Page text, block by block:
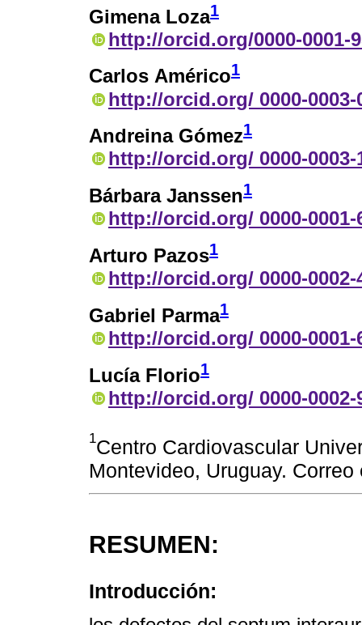
Gimena Loza1
http://orcid.org/0000-0001-
Carlos Américo1
http://orcid.org/ 0000-0003-
Andreina Gómez1
http://orcid.org/ 0000-0003-
Bárbara Janssen1
http://orcid.org/ 0000-0001-
Arturo Pazos1
http://orcid.org/ 0000-0002-
Gabriel Parma1
http://orcid.org/ 0000-0001-
Lucía Florio1
http://orcid.org/ 0000-0002-
1Centro Cardiovascular
Montevideo, Uruguay.
RESUMEN:
Introducción: